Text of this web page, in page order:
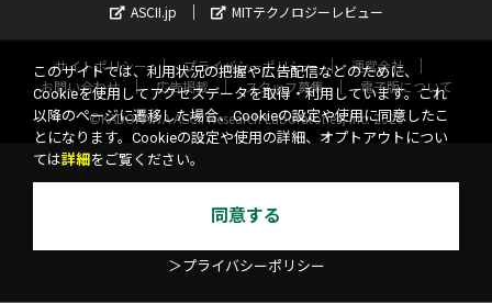
ASCII.jp
MITテクノロジーレビュー
サイトポリシー プライバシーポリシー
運営会社
お問い合わせ
広告掲載 スタッフ募集
電子版について
©KADOKAWA ASCII Research Laboratories, Inc. 2026
このサイトでは、利用状況の把握や広告配信などのために、
Cookieを使用してアクセスデータを取得・利用しています。これ
以降のページに遷移した場合、Cookieの設定や使用に同意したこ
とになります。Cookieの設定や使用の詳細、オプトアウトについ
ては詳細 をご覧ください。
同意する
＞プライバシーポリシー